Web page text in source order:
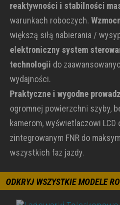
reaktywności i stabilności
warunkach roboczych.
większą siłą nabierania /
elektroniczny system
technologii do
wydajności.
Praktyczne i wygodne
ogromnej powierzchni szyby,
kamerom, wyświetlaczowi
zintegrowanym FNR do
wszystkich faz jazdy.
ODKRYJ WSZYSTKIE MODELE